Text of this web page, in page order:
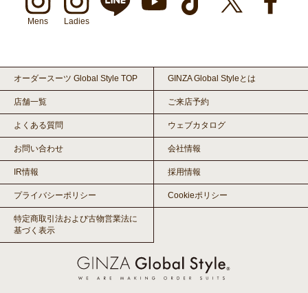
Mens Ladies
オーダースーツ Global Style TOP GINZA Global Styleとは
店舗一覧 ご来店予約
よくある質問 ウェブカタログ
お問い合わせ 会社情報
IR情報 採用情報
プライバシーポリシー Cookieポリシー
特定商取引法および古物営業法に
基づく表示